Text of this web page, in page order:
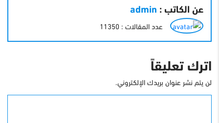
عن الكاتب : admin
عدد المقالات : 11350
اترك تعليقاً
لن يتم نشر عنوان بريدك الإلكتروني.